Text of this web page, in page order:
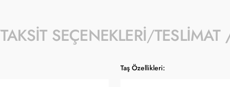
TAKSIT SEÇENEKLERI
Taş Özellikleri: